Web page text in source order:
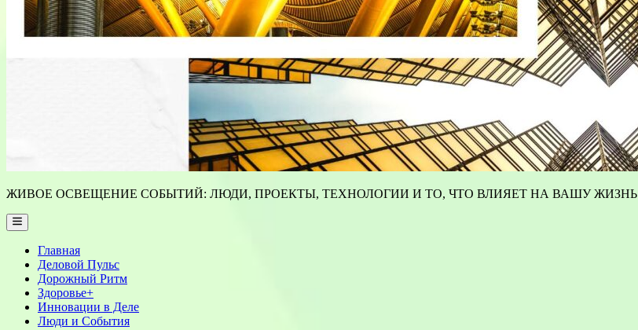
ЖИВОЕ ОСВЕЩЕНИЕ СОБЫТИЙ: ЛЮДИ, ПРОЕКТЫ, ТЕХНОЛОГИИ И ТО, ЧТО ВЛИЯЕТ НА ВАШУ ЖИЗНЬ
Main
Menu
Главная
Деловой Пульс
Дорожный Ритм
Здоровье+
Инновации в Деле
Люди и События